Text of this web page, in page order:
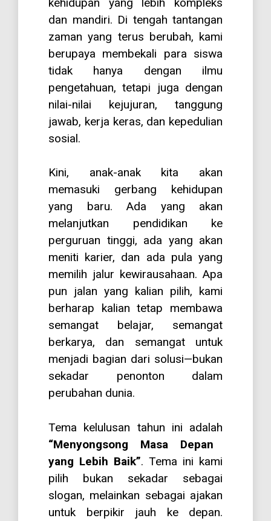
dan mandiri. Di tengah tantangan
zaman yang terus berubah, kami
berupaya membekali para siswa
tidak hanya dengan ilmu
pengetahuan, tetapi juga dengan
nilai-nilai kejujuran, tanggung
jawab, kerja keras, dan kepedulian
sosial.
Kini, anak-anak kita akan
memasuki gerbang kehidupan
yang baru. Ada yang akan
melanjutkan pendidikan ke
perguruan tinggi, ada yang akan
meniti karier, dan ada pula yang
memilih jalur kewirausahaan. Apa
pun jalan yang kalian pilih, kami
berharap kalian tetap membawa
semangat belajar, semangat
berkarya, dan semangat untuk
menjadi bagian dari solusi—bukan
sekadar penonton dalam
perubahan dunia.
Tema kelulusan tahun ini adalah
“Menyongsong Masa Depan
yang Lebih Baik”. Tema ini kami
pilih bukan sekadar sebagai
slogan, melainkan sebagai ajakan
untuk berpikir jauh ke depan.